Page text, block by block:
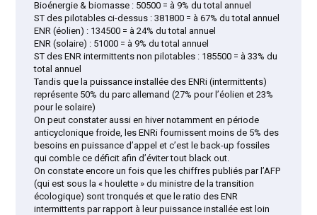
Bioénergie & biomasse : 50500 = à 9% du total annuel
ST des pilotables ci-dessus : 381800 = à 67% du total annuel
ENR (éolien) : 134500 = à 24% du total annuel
ENR (solaire) : 51000 = à 9% du total annuel
ST des ENR intermittents non pilotables : 185500 = à 33% du
total annuel
Tandis que la puissance installée des ENRi (intermittents)
représente 50% du parc allemand (27% pour l’éolien et 23%
pour le solaire)
On peut constater aussi en hiver notamment en période
anticyclonique froide, les ENRi fournissent moins de 5% des
besoins en puissance d’appel et c’est le back-up fossiles
qui comble ce déficit afin d’éviter tout black out.
On constate encore un fois que les chiffres publiés par l’AFP
(qui est sous la « houlette » du ministre de la transition
écologique) sont tronqués et que le ratio des ENR
intermittents par rapport à leur puissance installée est loin